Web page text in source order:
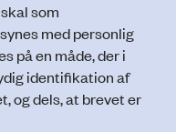
som
med personlig
på en måde, der i
identifikation af
og dels, at brevet er